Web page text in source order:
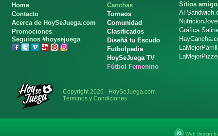
Home
Contacto
Acerca de HoySeJuega.com
Promociones
Seguinos #hoysejuega
Canchas
Torneos
Comunidad
Clasificados
Diseñá tu Escudo
Futbolpedia
HoySeJuega TV
Fútbol Femenino
Sitios
Al-
Gráfica
Copyright 2026 - HoySeJuega.com
Términos y Condiciones
Web design